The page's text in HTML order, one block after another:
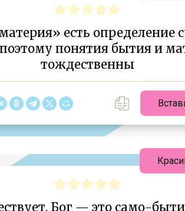
есть определение
понятия бытия и
тождественны
Бог — это само-